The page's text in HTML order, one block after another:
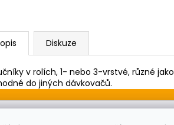
Diskuze
v rolích, 1- nebo 3-vrstvé, různé
do jiných dávkovačů.